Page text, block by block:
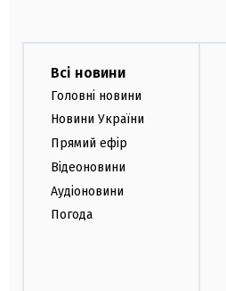
Всі новини
Головні новини
Новини України
Прямий ефір
Відеоновини
Аудіоновини
Погода